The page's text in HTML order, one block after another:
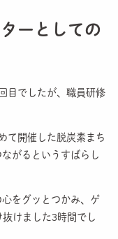
ーとしての
目でしたが、職員研修
て開催した脱炭素まち
がるというすばらし
をグッとつかみ、ゲ
けました3時間でし